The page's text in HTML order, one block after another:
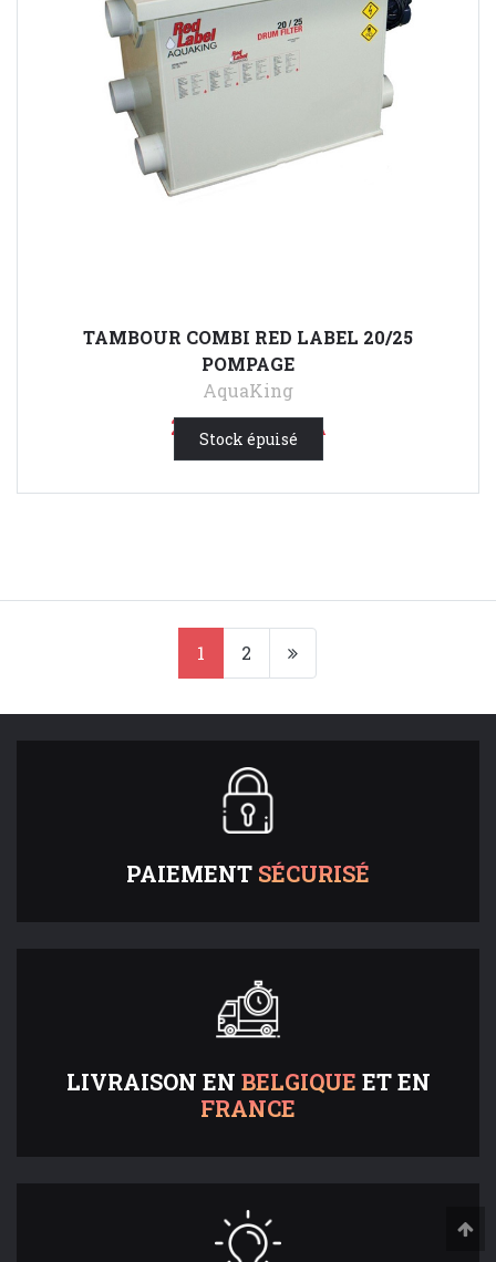
TAMBOUR COMBI RED LABEL 20/25
POMPAGE
AquaKing
2 700,00 € HTVA
Stock épuisé
1 2
PAIEMENT SÉCURISÉ
LIVRAISON EN BELGIQUE ET EN
FRANCE